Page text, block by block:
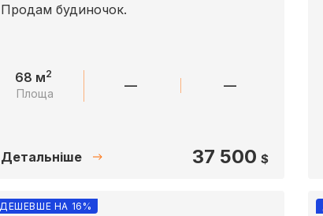
Продам будиночок.
68 м2
Площа — —
Детальніше 37 500 $
ДЕШЕВШЕ НА 16%